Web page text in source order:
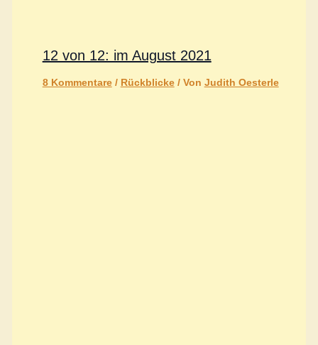
12 von 12: im August 2021
8 Kommentare / Rückblicke/ Von Judith Oesterle